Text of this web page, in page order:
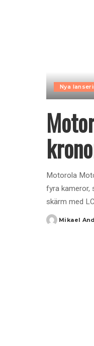
Nya
Motorola
fyra kameror,
skärm med
Posted
Mikael